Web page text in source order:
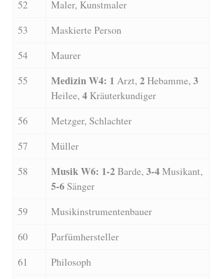
52
Maler, Kunstmaler
53
Maskierte Person
54
Maurer
55
Medizin W4: 1 Arzt, 2Hebamme, 3
Heilee, 4 Kräuterkundiger
56
Metzger, Schlachter
57
Müller
58
Musik W6: 1-2Barde, 3-4Musikant,
5-6 Sänger
59
Musikinstrumentenbauer
60
Parfümhersteller
61
Philosoph